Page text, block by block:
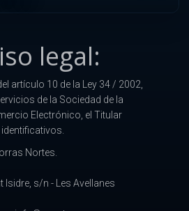
legal:
artículo 10 de la Ley 34 / 2002,
de la Sociedad de la
Electrónico, el Titular
Nortes.
Isidre, s/n - Les Avellanes